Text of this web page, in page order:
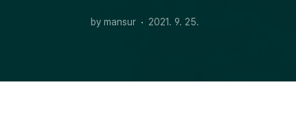
by mansur 2021. 9. 25.